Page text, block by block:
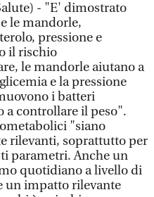
- "E' dimostrato
le mandorle,
pressione e
il rischio
le mandorle aiutano a
e la pressione
i batteri
a controllare il peso".
"siano
rilevanti, soprattutto per
parametri. Anche un
quotidiano a livello di
un impatto rilevante